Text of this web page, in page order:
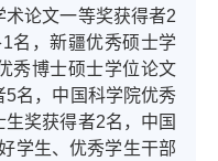
论文一等奖获得者2
名，新疆优秀硕士学
秀博士硕士学位论文
名，中国科学院优秀
奖获得者2名，中国
学生、优秀学生干部